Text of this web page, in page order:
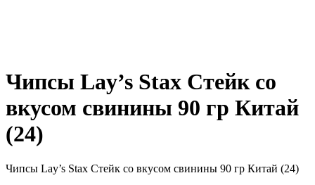
Чипсы Lay’s Stax Стейк со
вкусом свинины 90 гр Китай
(24)
Чипсы Lay’s Stax Стейк со вкусом свинины 90 гр Китай (24)